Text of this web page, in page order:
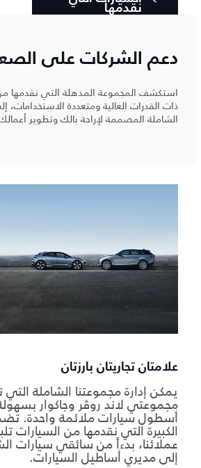
نقدمها
دعم الشركات على
استكشف المجموعة المذهلة التي نقدمها من
ذات القدرات العالية ومتعددة الاستخدامات،
الشاملة المصممة لإراحة بالك وتطوير
علامتان تجاريتان بارزتان
يمكن إدارة مجموعتنا الشاملة
مجموعتي لاند روڤر وجاكوار
أسطول سيارات ملائمة واحدة.
الكبيرة التي نقدمها من السيارات
عملائنا، بدءاً من سائقي سيارات
إلى مديري أساطيل السيارات.